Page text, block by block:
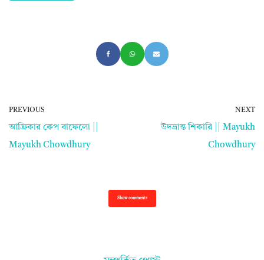
PREVIOUS
আফ্রিকার কেপ বাফেলো ||
Mayukh Chowdhury
NEXT
উদভ্রান্ত শিকারি || Mayukh
Chowdhury
Show comments